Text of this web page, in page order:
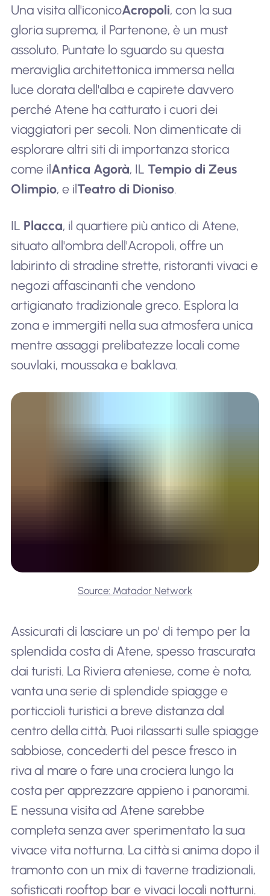
Una visita all'iconicoAcropoli, con la sua
gloria suprema, il Partenone, è un must
assoluto. Puntate lo sguardo su questa
meraviglia architettonica immersa nella
luce dorata dell'alba e capirete davvero
perché Atene ha catturato i cuori dei
viaggiatori per secoli. Non dimenticate di
esplorare altri siti di importanza storica
come ilAntica Agorà, IL Tempio di Zeus
Olimpio, e ilTeatro di Dioniso.
IL Placca, il quartiere più antico di Atene,
situato all'ombra dell'Acropoli, offre un
labirinto di stradine strette, ristoranti vivaci e
negozi affascinanti che vendono
artigianato tradizionale greco. Esplora la
zona e immergiti nella sua atmosfera unica
mentre assaggi prelibatezze locali come
souvlaki, moussaka e baklava.
Source: Matador Network
Assicurati di lasciare un po' di tempo per la
splendida costa di Atene, spesso trascurata
dai turisti. La Riviera ateniese, come è nota,
vanta una serie di splendide spiagge e
porticcioli turistici a breve distanza dal
centro della città. Puoi rilassarti sulle spiagge
sabbiose, concederti del pesce fresco in
riva al mare o fare una crociera lungo la
costa per apprezzare appieno i panorami.
E nessuna visita ad Atene sarebbe
completa senza aver sperimentato la sua
vivace vita notturna. La città si anima dopo il
tramonto con un mix di taverne tradizionali,
sofisticati rooftop bar e vivaci locali notturni.